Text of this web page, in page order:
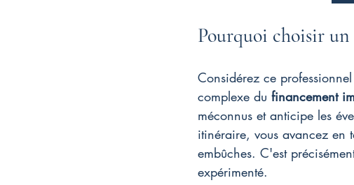
Pourquoi choisir
Considérez ce
complexe du financement
méconnus et anticipe les
itinéraire, vous avancez en
embûches. C'est
expérimenté.